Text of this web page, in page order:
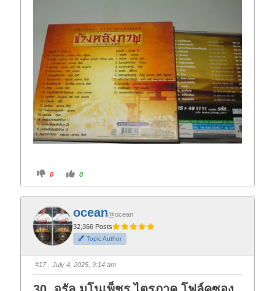
C
i
f
o
r
t
h
u
m
d
o
n
0
C
i
o
t
h
u
m
u
p
0
ocean@ocean
32,366 Posts
Topic Author
#17· July 4, 2025, 9:14 am